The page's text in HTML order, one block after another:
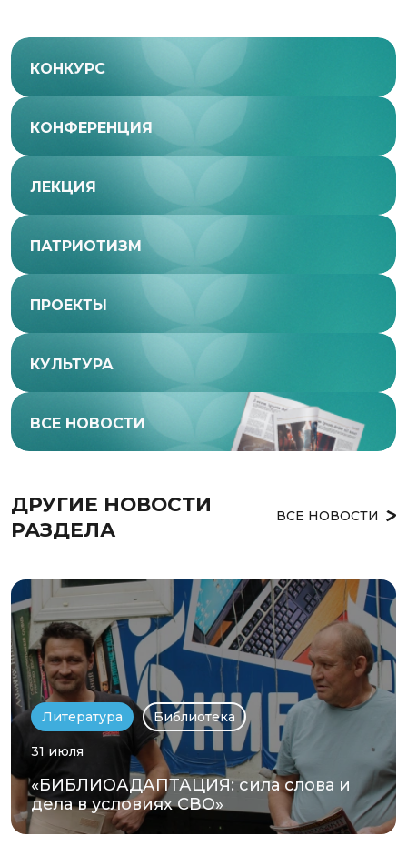
КОНКУРС
КОНФЕРЕНЦИЯ
ЛЕКЦИЯ
ПАТРИОТИЗМ
ПРОЕКТЫ
КУЛЬТУРА
ВСЕ НОВОСТИ
ДРУГИЕ НОВОСТИ
РАЗДЕЛА
ВСЕ НОВОСТИ
Литература Библиотека
31 июля
«БИБЛИОАДАПТАЦИЯ: сила слова и
дела в условиях СВО»